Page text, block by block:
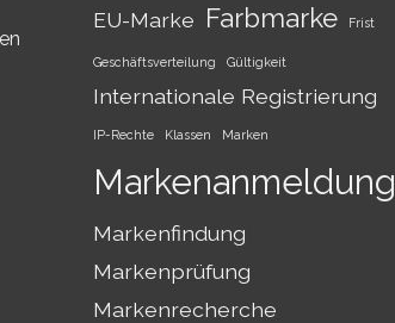
EU-Marke Farbmarke Frist
Geschäftsverteilung Gültigkeit
Internationale Registrierung
IP-Rechte Klassen Marken
Markenanmeldung
Markenfindung
Markenprüfung
Markenrecherche